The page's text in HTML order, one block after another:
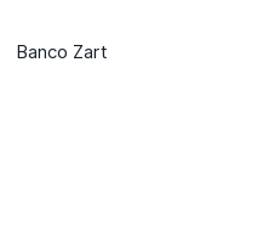
Banco Zart